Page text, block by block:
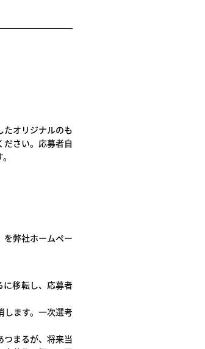
たオリジナルのも
さい。応募者自
を弊社ホームペー
に移転し、応募者
します。一次選考
つまるが、将来当